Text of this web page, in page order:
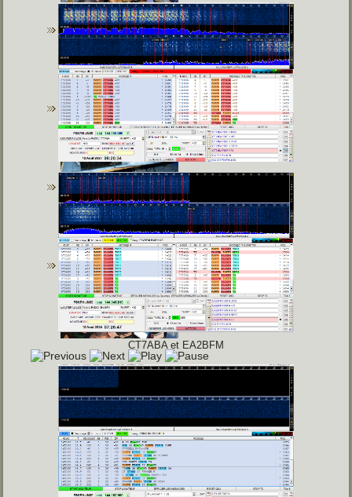
CT7ABA et EA2BFM